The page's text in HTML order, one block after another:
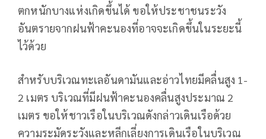
ตกหนักบางแห่งเกิดขึ้นได้ ขอให้ประชาชนระวัง
อันตรายจากฝนฟ้าคะนองที่อาจจะเกิดขึ้นในระยะนี้
ไว้ด้วย
สำหรับบริเวณทะเลอันดามันและอ่าวไทยมีคลื่นสูง 1-
2 เมตร บริเวณที่มีฝนฟ้าคะนองคลื่นสูงประมาณ 2
เมตร ขอให้ชาวเรือในบริเวณดังกล่าวเดินเรือด้วย
ความระมัดระวังและหลีกเลี่ยงการเดินเรือในบริเวณ